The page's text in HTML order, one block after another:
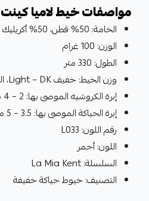
مواصفات خيط لاميا
الخامة: 50% قطن، 50% أكريليك
الوزن: 100 غرام
الطول: 330 متر
وزن الخيط: خفيف Light – DK، الفئة 3
إبرة الكروشيه الموصى بها: 2 – 4 مم
إبرة الحياكة الموصى بها: 3.5 – 5 مم
رقم اللون: L033
اللون: أحمر
السلسلة: La Mia Kent
التصنيف: خيوط حياكة خفيفة